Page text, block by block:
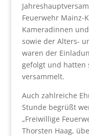
Feuerwehr Mainz-
Kameradinnen
sowie der Alters-
waren der
gefolgt und hatten
versammelt.
Auch zahlreiche
Stunde begrüßt
„Freiwillige
Thorsten Haag,